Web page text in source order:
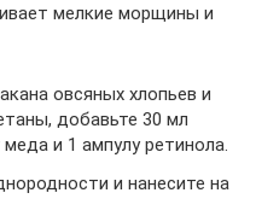
мелкие морщины и
овсяных хлопьев и
добавьте 30 мл
и 1 ампулу ретинола.
и нанесите на